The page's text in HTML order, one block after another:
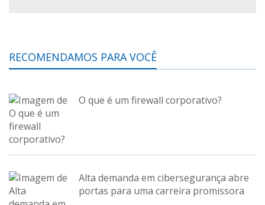
RECOMENDAMOS PARA VOCÊ
O que é um firewall corporativo?
Alta demanda em cibersegurança abre
portas para uma carreira promissora